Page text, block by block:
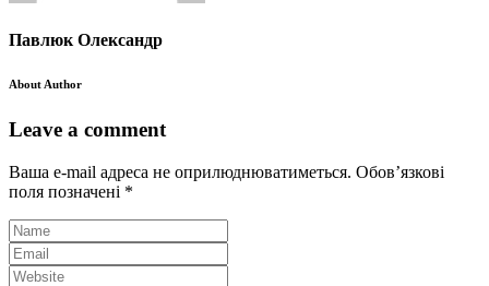
Павлюк Олександр
About Author
Leave a comment
Ваша e-mail адреса не оприлюднюватиметься. Обов’язкові
поля позначені *